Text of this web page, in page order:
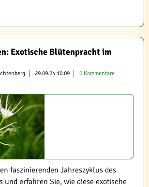
Exotische Blütenpracht im
29.09.24 10:09 0 Kommentare
faszinierenden Jahreszyklus des
und erfahren Sie, wie diese exotische